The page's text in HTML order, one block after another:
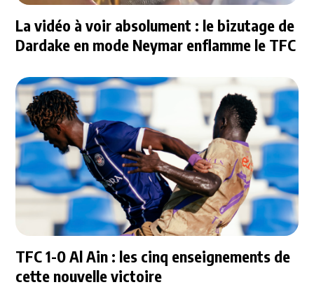
La vidéo à voir absolument : le bizutage de
Dardake en mode Neymar enflamme le TFC
TFC 1-0 Al Ain : les cinq enseignements de
cette nouvelle victoire